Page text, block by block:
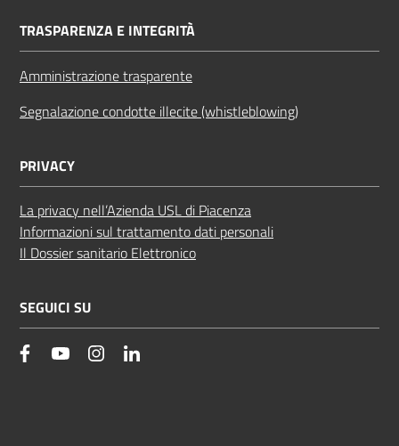
TRASPARENZA E INTEGRITÀ
Amministrazione trasparente
Segnalazione condotte illecite (whistleblowing)
PRIVACY
La privacy nell’Azienda USL di Piacenza
Informazioni sul trattamento dati personali
Il Dossier sanitario Elettronico
SEGUICI SU
facebookYouTube Instagram